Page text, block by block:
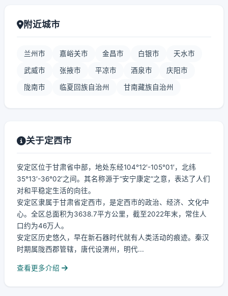
附近城市
兰州市 嘉峪关市 金昌市 白银市 天水市
武威市 张掖市 平凉市 酒泉市 庆阳市
陇南市 临夏回族自治州 甘南藏族自治州
关于定西市
安定区位于甘肃省中部，地处东经104°12′-105°01′，北纬
35°13′-36°02′之间。其名称源于“安宁康定”之意，表达了人们
对和平稳定生活的向往。
安定区隶属于甘肃省定西市，是定西市的政治、经济、文化中
心。全区总面积为3638.7平方公里，截至2022年末，常住人
口约为46万人。
安定区历史悠久，早在新石器时代就有人类活动的痕迹。秦汉
时期属陇西郡管辖，唐代设渭州，明代...
查看更多介绍